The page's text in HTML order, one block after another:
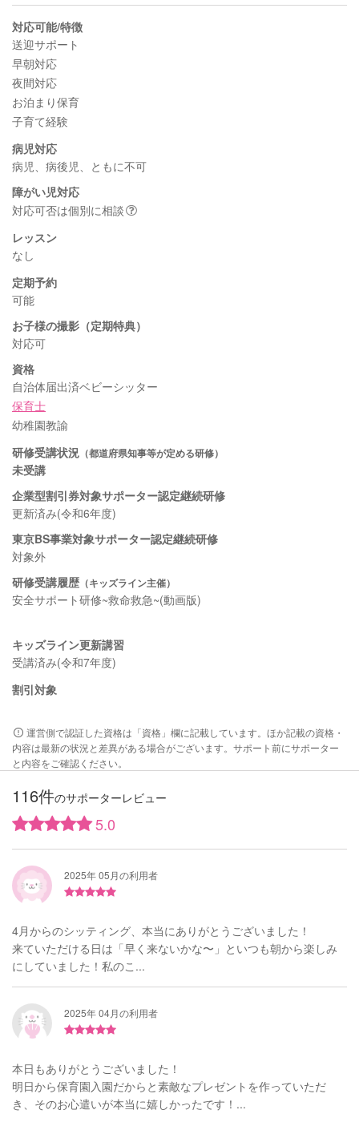
対応可能/特徴
送迎サポート
早朝対応
夜間対応
お泊まり保育
子育て経験
病児対応
病児、病後児、ともに不可
障がい児対応
対応可否は個別に相談
レッスン
なし
定期予約
可能
お子様の撮影（定期特典）
対応可
資格
自治体届出済ベビーシッター
保育士
幼稚園教諭
研修受講状況 （都道府県知事等が定める研修）
未受講
企業型割引券対象サポーター認定継続研修
更新済み(令和6年度)
東京BS事業対象サポーター認定継続研修
対象外
研修受講履歴 （キッズライン主催）
安全サポート研修~救命救急~(動画版)
キッズライン更新講習
受講済み(令和7年度)
割引対象
運営側で認証した資格は「資格」欄に記載しています。ほか記載の資格・
内容は最新の状況と差異がある場合がございます。サポート前にサポーター
と内容をご確認ください。
116件のサポーターレビュー
5.0
2025年 05月の利用者
4月からのシッティング、本当にありがとうございました！
来ていただける日は「早く来ないかな〜」といつも朝から楽しみ
にしていました！私のこ...
2025年 04月の利用者
本日もありがとうございました！
明日から保育園入園だからと素敵なプレゼントを作っていただ
き、そのお心遣いが本当に嬉しかったです！...